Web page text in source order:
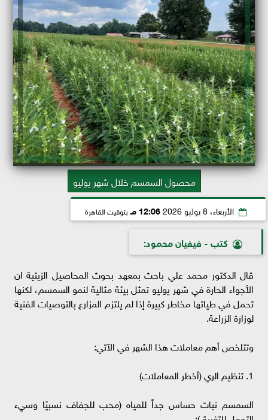
محصول السمسم خلال شهر يوليو
الأربعاء، 8 يوليو 2026 12:06 مـ بتوقيت القاهرة
كتب - فيفيان محمود:
قال الدكتور ​محمد علي باحث بمعهد بحوث المحاصيل الزيتية ان
الأجواء الحارة في شهر يوليو تمثل بيئة مثالية لنمو السمسم، لكنها
تحمل في طياتها مخاطر كبيرة إذا لم يلتزم المزارع بالتوصيات الفنية
لوزارة الزراعة.
وتتلخص أهم معاملات هذا الشهر في الآتي:
​1. تنظيم الري (أخطر المعاملات)
​السمسم نبات حساس جداً للمياه (محب للجفاف نسبيًا وسيء